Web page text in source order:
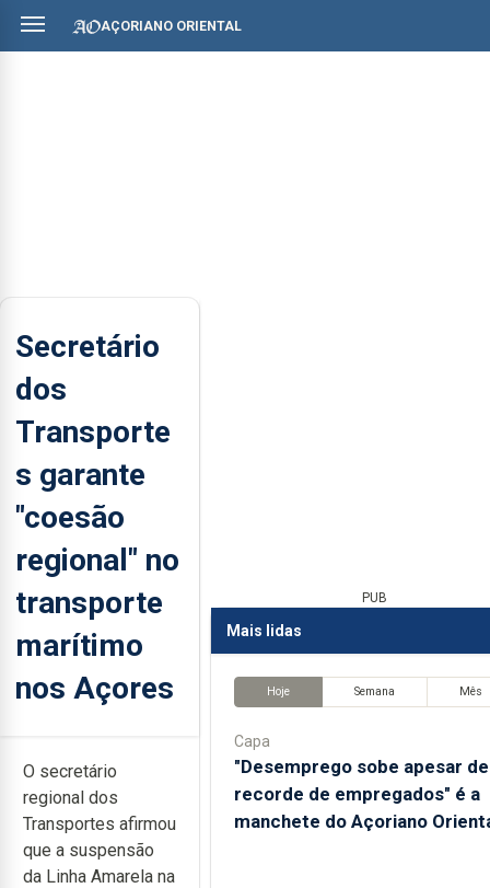
AÇORIANO ORIENTAL
Secretário
dos
Transporte
s garante
"coesão
regional" no
transporte
marítimo
nos Açores
O secretário
regional dos
Transportes afirmou
que a suspensão
da Linha Amarela na
PUB
Mais lidas
Hoje Semana Mês
Capa
"Desemprego sobe apesar de
recorde de empregados" é a
manchete do Açoriano